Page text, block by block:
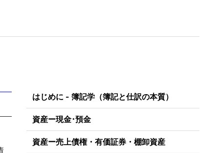
はじめに - 簿記学（簿記と仕訳の本質）
資産ー現金･預金
資産ー売上債権・有価証券・棚卸資産